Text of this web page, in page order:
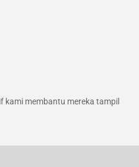
kami membantu mereka tampil